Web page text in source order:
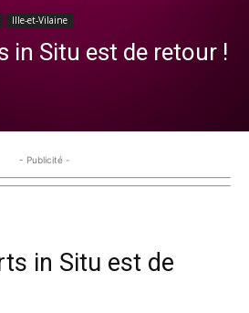
Ille-et-Vilaine
in Situ est de retour !
- Publicité -
in Situ est de